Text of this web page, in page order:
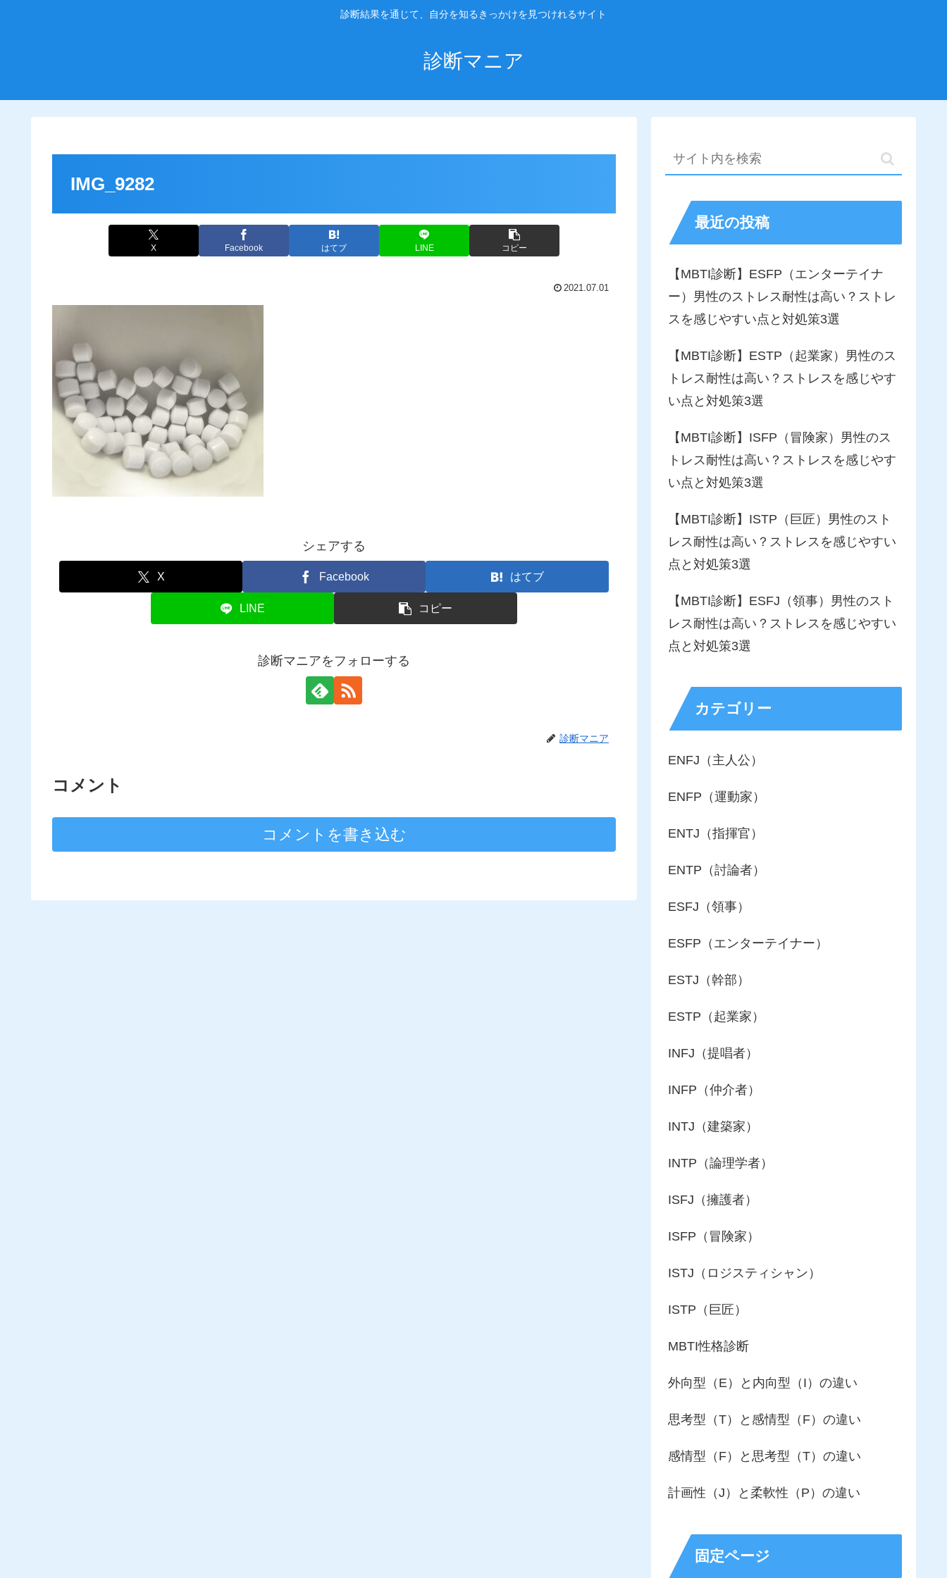
診断結果を通じて、自分を知るきっかけを見つけれるサイト
診断マニア
IMG_9282
X Facebook はてブ LINE コピー
2021.07.01
シェアする
X Facebook はてブ
LINE コピー
診断マニアをフォローする
診断マニア
コメント
コメントを書き込む
最近の投稿
【MBTI診断】ESFP（エンターテイナ
ー）男性のストレス耐性は高い？ストレ
スを感じやすい点と対処策3選
【MBTI診断】ESTP（起業家）男性のス
トレス耐性は高い？ストレスを感じやす
い点と対処策3選
【MBTI診断】ISFP（冒険家）男性のス
トレス耐性は高い？ストレスを感じやす
い点と対処策3選
【MBTI診断】ISTP（巨匠）男性のスト
レス耐性は高い？ストレスを感じやすい
点と対処策3選
【MBTI診断】ESFJ（領事）男性のスト
レス耐性は高い？ストレスを感じやすい
点と対処策3選
カテゴリー
ENFJ（主人公）
ENFP（運動家）
ENTJ（指揮官）
ENTP（討論者）
ESFJ（領事）
ESFP（エンターテイナー）
ESTJ（幹部）
ESTP（起業家）
INFJ（提唱者）
INFP（仲介者）
INTJ（建築家）
INTP（論理学者）
ISFJ（擁護者）
ISFP（冒険家）
ISTJ（ロジスティシャン）
ISTP（巨匠）
MBTI性格診断
外向型（E）と内向型（I）の違い
思考型（T）と感情型（F）の違い
感情型（F）と思考型（T）の違い
計画性（J）と柔軟性（P）の違い
固定ページ